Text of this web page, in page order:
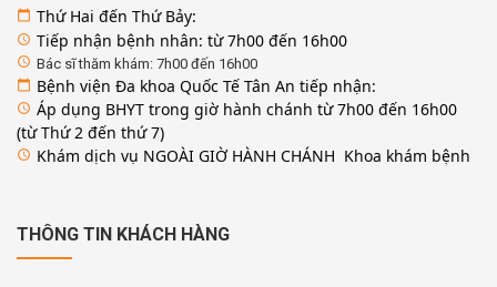
calendar_today Thứ Hai đến Thứ Bảy:
access_time Tiếp nhận bệnh nhân: từ 7h00 đến 16h00
access_time Bác sĩ thăm khám: 7h00 đến 16h00
calendar_today Bệnh viện Đa khoa Quốc Tế Tân An tiếp nhận:
access_time Áp dụng BHYT trong giờ hành chánh từ 7h00 đến 16h00
(từ Thứ 2 đến thứ 7)
access_time Khám dịch vụ NGOÀI GIỜ HÀNH CHÁNH Khoa khám bệnh
THÔNG TIN KHÁCH HÀNG